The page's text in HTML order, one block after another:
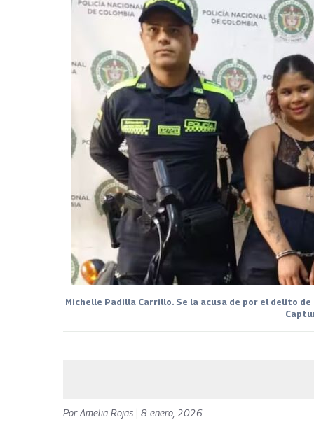
Michelle Padilla Carrillo. Se la acusa de por el delito
PorAmelia Rojas 8 enero, 2026